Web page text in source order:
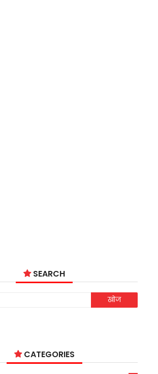
SEARCH
CATEGORIES